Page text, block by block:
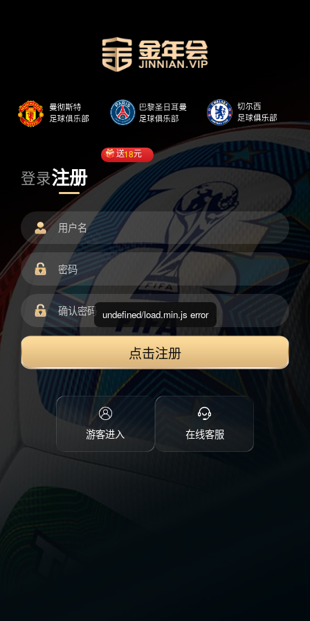
登录注册
送18元
点击注册
游客进入 在线客服
undefined/load.min.js error